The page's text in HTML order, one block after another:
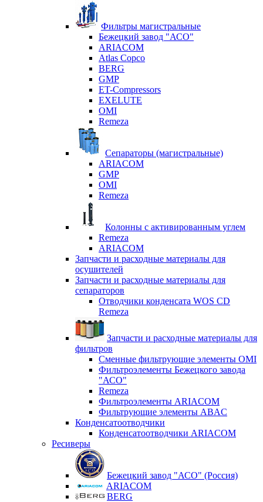
Фильтры магистральные
Бежецкий завод "АСО"
ARIACOM
Atlas Copco
BERG
GMP
ET-Compressors
EXELUTE
OMI
Remeza
Сепараторы (магистральные)
ARIACOM
GMP
OMI
Remeza
Колонны с активированным углем
Remeza
ARIACOM
Запчасти и расходные материалы для
осушителей
Запчасти и расходные материалы для
сепараторов
Отводчики конденсата WOS CD
Remeza
Запчасти и расходные материалы для
фильтров
Сменные фильтрующие элементы OMI
Фильтроэлементы Бежецкого завода
"АСО"
Remeza
Фильтроэлементы ARIACOM
Фильтрующие элементы ABAC
Конденсатоотводчики
Конденсатоотводчики ARIACOM
Ресиверы
Бежецкий завод "АСО" (Россия)
ARIACOM
BERG